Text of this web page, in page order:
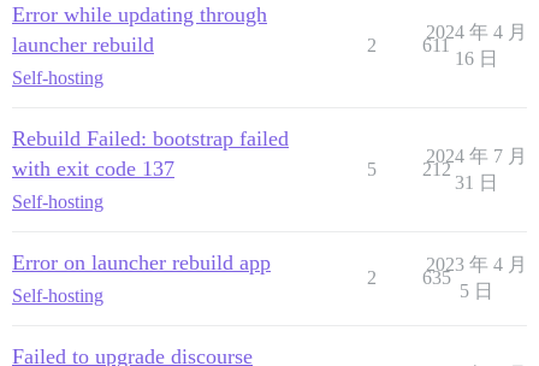
Error while updating through
launcher rebuild
Self-hosting
2 611
2024 年 4 月
16 日
Rebuild Failed: bootstrap failed
with exit code 137
Self-hosting
5 212
2024 年 7 月
31 日
Error on launcher rebuild app
Self-hosting
2 635
2023 年 4 月
5 日
Failed to upgrade discourse